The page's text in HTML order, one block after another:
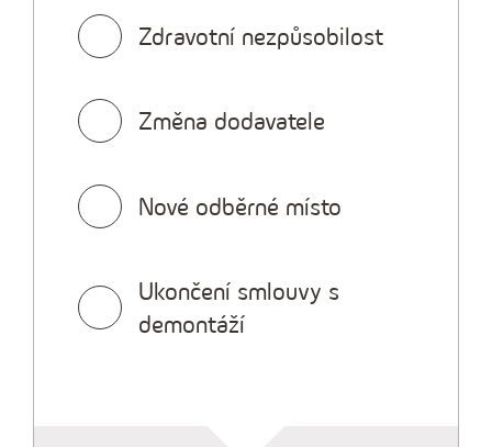
Zdravotní nezpůsobilost
Změna dodavatele
Nové odběrné místo
Ukončení smlouvy s
demontáží